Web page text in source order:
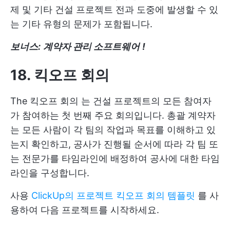
제 및 기타 건설 프로젝트 전과 도중에 발생할 수 있
는 기타 유형의 문제가 포함됩니다.
보너스: 계약자 관리 소프트웨어 !
18. 킥오프 회의
The 킥오프 회의 는 건설 프로젝트의 모든 참여자
가 참여하는 첫 번째 주요 회의입니다. 총괄 계약자
는 모든 사람이 각 팀의 작업과 목표를 이해하고 있
는지 확인하고, 공사가 진행될 순서에 따라 각 팀 또
는 전문가를 타임라인에 배정하여 공사에 대한 타임
라인을 구성합니다.
사용 ClickUp의 프로젝트 킥오프 회의 템플릿 를 사
용하여 다음 프로젝트를 시작하세요.